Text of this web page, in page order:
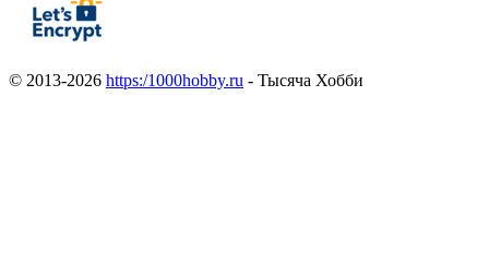
© 2013-2026 https:/1000hobby.ru - Тысяча Хобби